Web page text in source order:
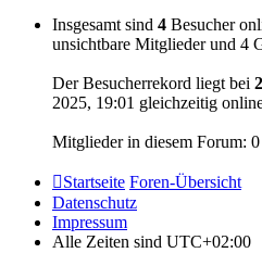
Insgesamt sind 4 Besucher
unsichtbare Mitglieder und 4
Der Besucherrekord liegt bei
2025, 19:01 gleichzeitig
Mitglieder in diesem Forum:
Startseite Foren-Übersicht
Datenschutz
Impressum
Alle Zeiten sind UTC+02:00